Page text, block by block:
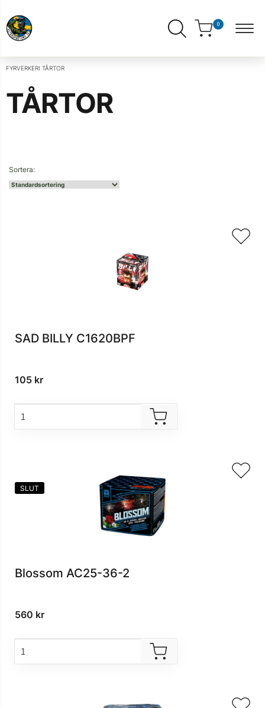
0
FYRVERKERI TÅRTOR
TÅRTOR
SAD BILLY C1620BPF
105 kr
Blossom AC25-36-2
560 kr
SLUT